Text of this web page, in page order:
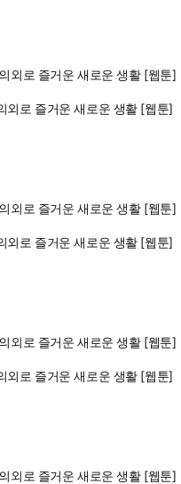
외로 즐거운 새로운 생활 [웹툰]
외로 즐거운 새로운 생활 [웹툰]
외로 즐거운 새로운 생활 [웹툰]
외로 즐거운 새로운 생활 [웹툰]
외로 즐거운 새로운 생활 [웹툰]
외로 즐거운 새로운 생활 [웹툰]
외로 즐거운 새로운 생활 [웹툰]